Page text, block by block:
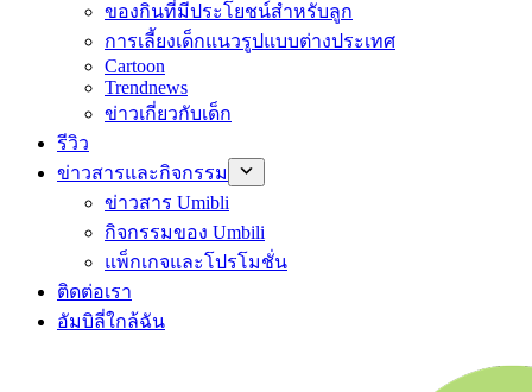
ของกินที่มีประโยชน์สำหรับลูก
การเลี้ยงเด็กแนวรูปแบบต่างประเทศ
Cartoon
Trendnews
ข่าวเกี่ยวกับเด็ก
รีวิว
ข่าวสารและกิจกรรม
ข่าวสาร Umibli
กิจกรรมของ Umbili
แพ็กเกจและโปรโมชั่น
ติดต่อเรา
อัมบิลี่ใกล้ฉัน